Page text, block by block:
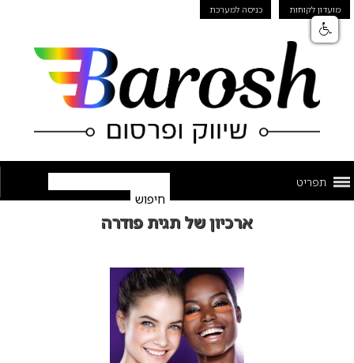
מועדון לקוחות כניסה למערכת
תפריט
ארכיון של תגית פודרה